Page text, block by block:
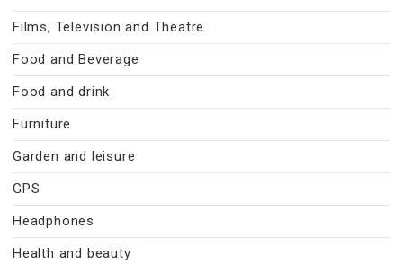
Films, Television and Theatre
Food and Beverage
Food and drink
Furniture
Garden and leisure
GPS
Headphones
Health and beauty